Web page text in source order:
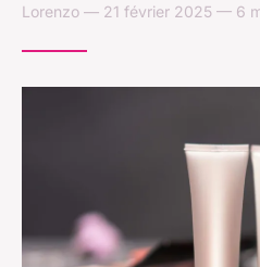
Lorenzo — 21 février 2025 — 6